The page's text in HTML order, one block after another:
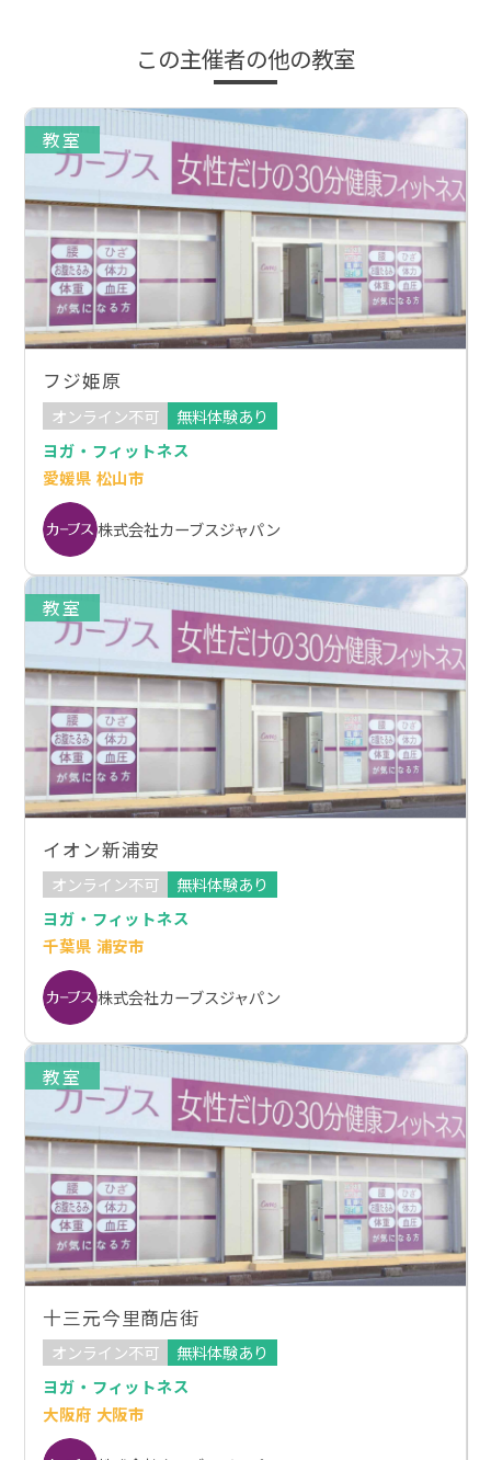
この主催者の他の教室
教室
フジ姫原
オンライン不可
無料体験あり
ヨガ・フィットネス
愛媛県 松山市
株式会社カーブスジャパン
教室
イオン新浦安
オンライン不可
無料体験あり
ヨガ・フィットネス
千葉県 浦安市
株式会社カーブスジャパン
教室
十三元今里商店街
オンライン不可
無料体験あり
ヨガ・フィットネス
大阪府 大阪市